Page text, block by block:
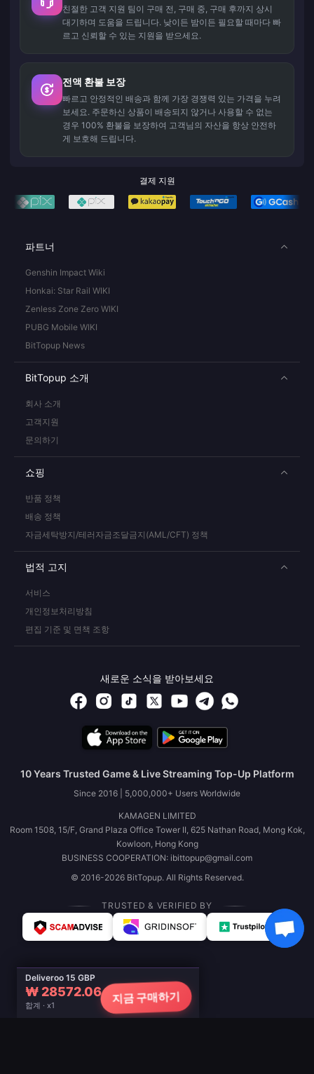
Deliveroo 15 GBP
₩ 28572.06
합계 · x1
지금 구매하기
친절한 고객 지원 팀이 구매 전, 구매 중, 구매 후까지 상시
대기하며 도움을 드립니다. 낮이든 밤이든 필요할 때마다 빠
르고 신뢰할 수 있는 지원을 받으세요.
전액 환불 보장
빠르고 안정적인 배송과 함께 가장 경쟁력 있는 가격을 누려
보세요. 주문하신 상품이 배송되지 않거나 사용할 수 없는
경우 100% 환불을 보장하여 고객님의 자산을 항상 안전하
게 보호해 드립니다.
결제 지원
파트너
Genshin Impact Wiki
Honkai: Star Rail WIKI
Zenless Zone Zero WIKI
PUBG Mobile WIKI
BitTopup News
BitTopup 소개
회사 소개
고객지원
문의하기
쇼핑
반품 정책
배송 정책
자금세탁방지/테러자금조달금지(AML/CFT) 정책
법적 고지
서비스
개인정보처리방침
편집 기준 및 면책 조항
새로운 소식을 받아보세요
10 Years Trusted Game & Live Streaming Top-Up Platform
Since 2016 | 5,000,000+ Users Worldwide
KAMAGEN LIMITED
Room 1508, 15/F, Grand Plaza Office Tower II, 625 Nathan Road, Mong Kok,
Kowloon, Hong Kong
BUSINESS COOPERATION: ibittopup@gmail.com
© 2016-2026 BitTopup. All Rights Reserved.
TRUSTED & VERIFIED BY